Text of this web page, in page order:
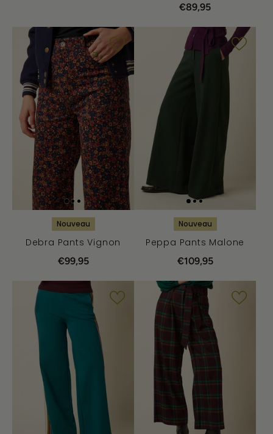
€89,95
Nouveau
Debra Pants Vignon
€99,95
Nouveau
Peppa Pants Malone
€109,95